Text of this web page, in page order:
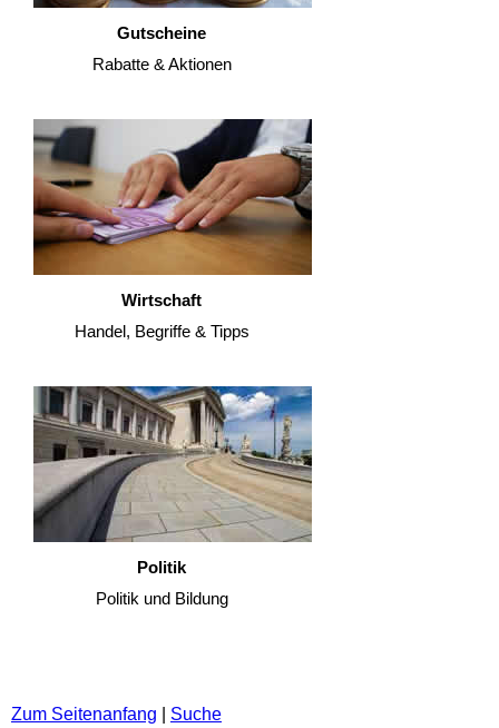
Gutscheine
Rabatte & Aktionen
Wirtschaft
Handel, Begriffe & Tipps
Politik
Politik und Bildung
Zum Seitenanfang Suche